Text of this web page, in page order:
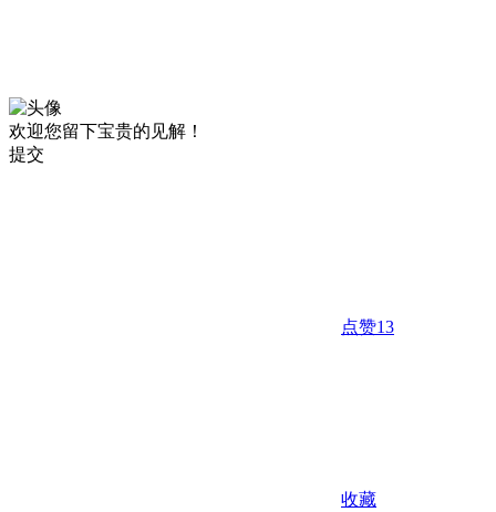
欢迎您留下宝贵的见解！
提交
点赞13
收藏